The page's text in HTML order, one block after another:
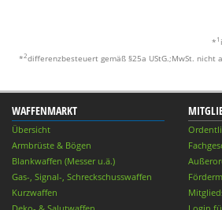
* 1
*2differenzbesteuert gemäß §25a UStG.;MwSt. nicht
WAFFENMARKT
Übersicht
Armbrüste & Bögen
Blankwaffen (Messer u.ä.)
Gas-, Signal-, Schreckschusswaffen
Kurzwaffen